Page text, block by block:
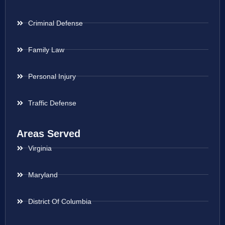
Criminal Defense
Family Law
Personal Injury
Traffic Defense
Areas Served
Virginia
Maryland
District Of Columbia